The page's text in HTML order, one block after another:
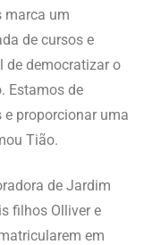
marca um
de cursos e
de democratizar o
Estamos de
proporcionar uma
Tião.
de Jardim
filhos Olliver e
em